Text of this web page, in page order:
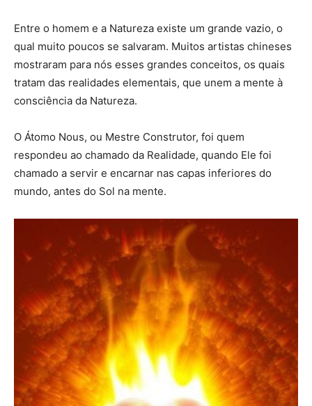
Entre o homem e a Natureza existe um grande vazio, o
qual muito poucos se salvaram. Muitos artistas chineses
mostraram para nós esses grandes conceitos, os quais
tratam das realidades elementais, que unem a mente à
consciência da Natureza.
O Átomo Nous, ou Mestre Construtor, foi quem
respondeu ao chamado da Realidade, quando Ele foi
chamado a servir e encarnar nas capas inferiores do
mundo, antes do Sol na mente.